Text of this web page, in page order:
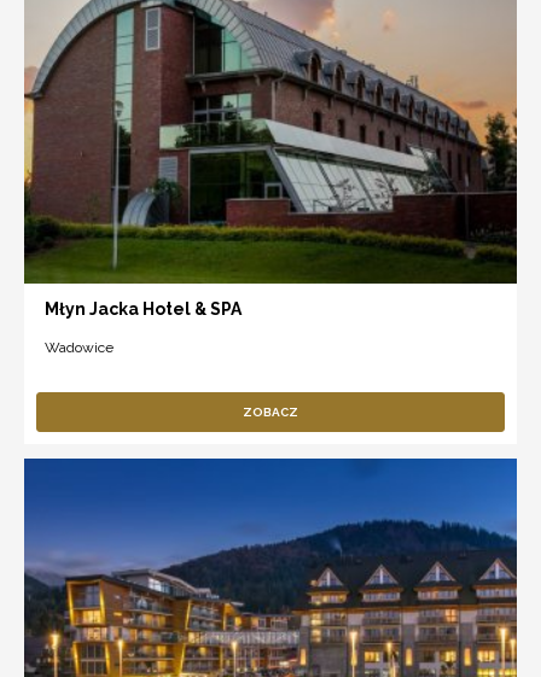
Młyn Jacka Hotel & SPA
Wadowice
ZOBACZ